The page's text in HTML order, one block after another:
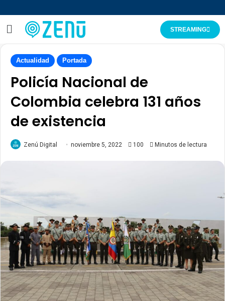
STREAMING
Actualidad Portada
Policía Nacional de
Colombia celebra 131 años
de existencia
Zenú Digital noviembre 5, 2022 100 Minutos de lectura